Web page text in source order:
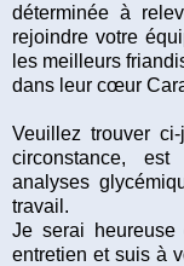
déterminée à
rejoindre votre
les meilleurs
dans leur cœur
Veuillez trouver
circonstance,
analyses
travail.
Je serai
entretien et suis à